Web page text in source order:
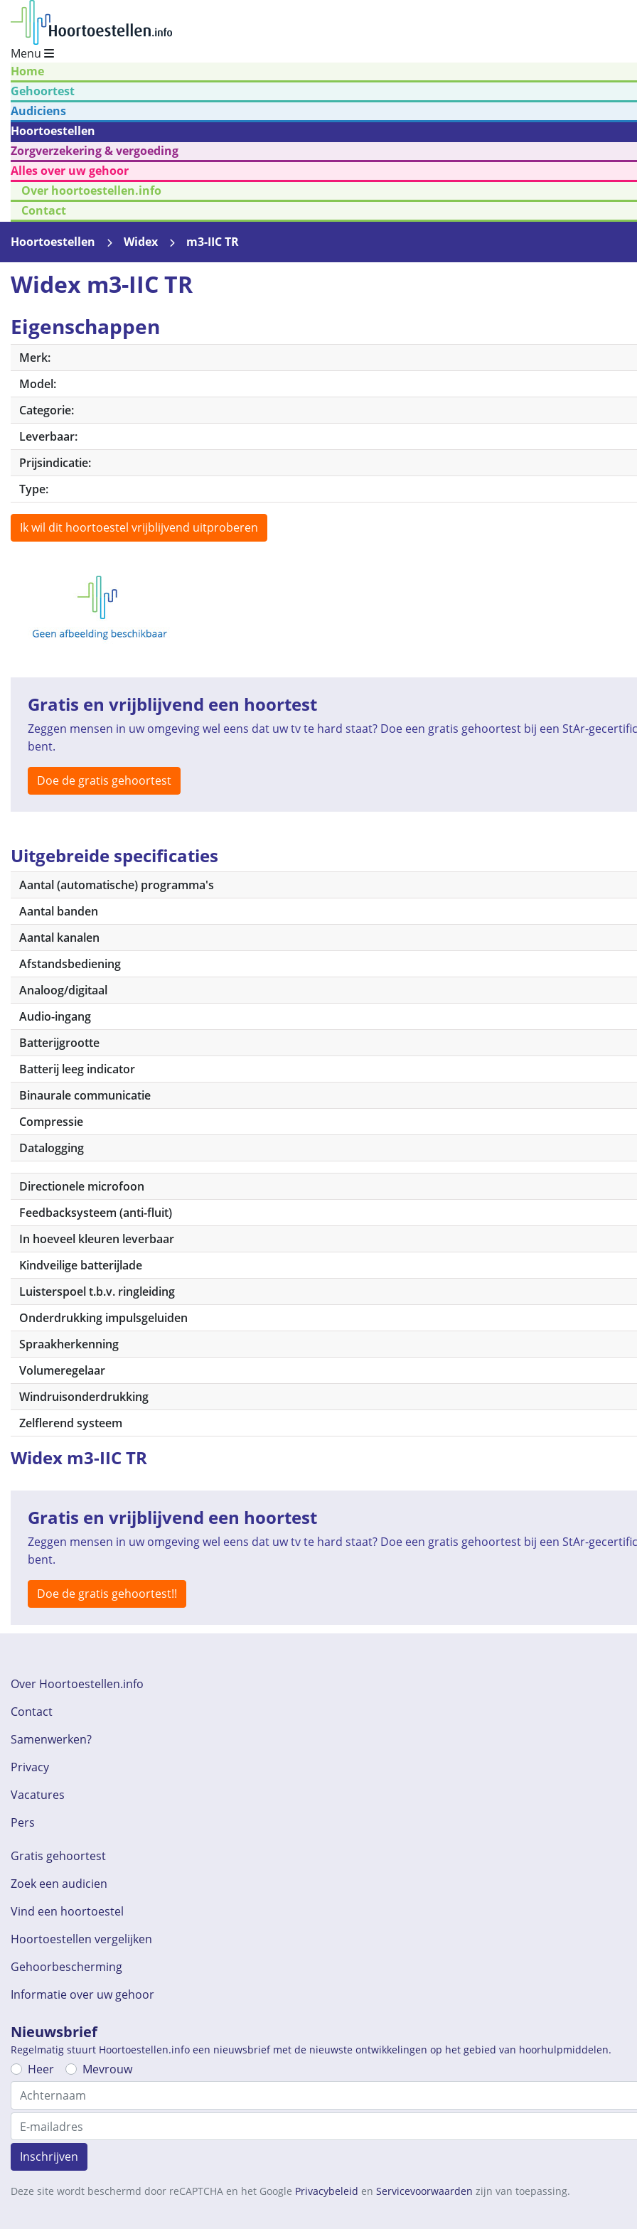
Menu
Home
Gehoortest
Audiciens
Hoortoestellen
Zorgverzekering & vergoeding
Alles over uw gehoor
Over hoortoestellen.info
Contact
Hoortoestellen
Widex m3-IIC TR
Widex m3-IIC TR
Eigenschappen
Merk:
Model:
Categorie:
Leverbaar:
Prijsindicatie:
Type:
Ik wil dit hoortoestel vrijblijvend uitproberen
Gratis en vrijblijvend een hoortest
Zeggen mensen in uw omgeving wel eens dat uw tv te hard staat? Doe een gratis gehoortest bij een StAr-
bent.
Doe de gratis gehoortest
Uitgebreide specificaties
Aantal (automatische) programma's
Aantal banden
Aantal kanalen
Afstandsbediening
Analoog/digitaal
Audio-ingang
Batterijgrootte
Batterij leeg indicator
Binaurale communicatie
Compressie
Datalogging
Directionele microfoon
Feedbacksysteem (anti-fluit)
In hoeveel kleuren leverbaar
Kindveilige batterijlade
Luisterspoel t.b.v. ringleiding
Onderdrukking impulsgeluiden
Spraakherkenning
Volumeregelaar
Windruisonderdrukking
Zelflerend systeem
Widex m3-IIC TR
Gratis en vrijblijvend een hoortest
Zeggen mensen in uw omgeving wel eens dat uw tv te hard staat? Doe een gratis gehoortest bij een StAr-
bent.
Doe de gratis gehoortest!!
Over Hoortoestellen.info
Contact
Samenwerken?
Privacy
Vacatures
Pers
Gratis gehoortest
Zoek een audicien
Vind een hoortoestel
Hoortoestellen vergelijken
Gehoorbescherming
Informatie over uw gehoor
Nieuwsbrief
Regelmatig stuurt Hoortoestellen.info een nieuwsbrief met de nieuwste ontwikkelingen op het gebied van hoorhulpmiddelen.
Heer Mevrouw
Inschrijven
Deze site wordt beschermd door reCAPTCHA en het Google Privacybeleid en Servicevoorwaarden zijn van toepassing.